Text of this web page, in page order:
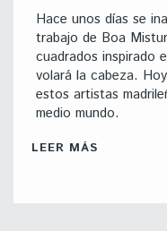
Hace unos días se
trabajo de Boa
cuadrados inspirado
volará la cabeza.
estos artistas
medio mundo.
LEER MÁS